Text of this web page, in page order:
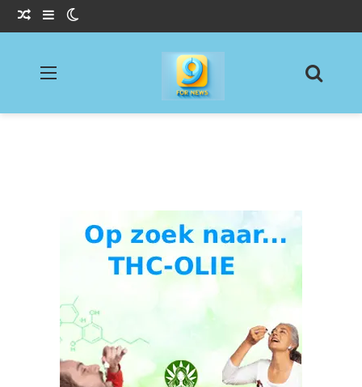
Willekeurig Artikel
Sidebar